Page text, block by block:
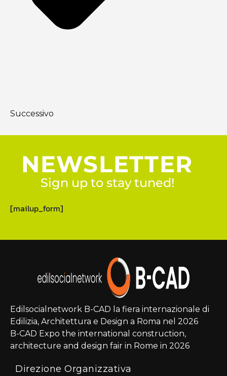
Successivo
NEWSLETTER
Sign up to stay tuned!
[mailup_form]
Edilsocialnetwork B-CAD la fiera internazionale di
Edilizia, Architettura e Design a Roma nel 2026
B-CAD Expo the international construction,
architecture and design fair in Rome in 2026
Direzione Organizzativa